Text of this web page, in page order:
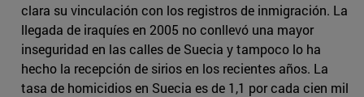
clara su vinculación con los registros de inmigración. La
llegada de iraquíes en 2005 no conllevó una mayor
inseguridad en las calles de Suecia y tampoco lo ha
hecho la recepción de sirios en los recientes años. La
tasa de homicidios en Suecia es de 1,1 por cada cien mil